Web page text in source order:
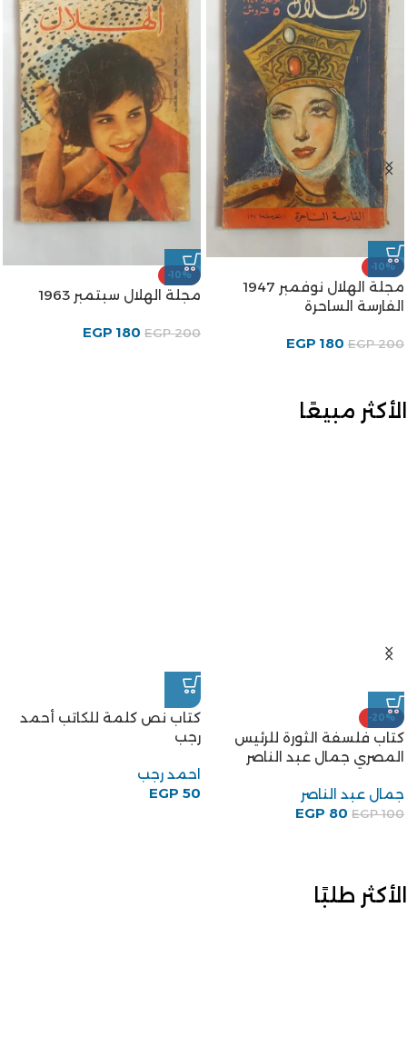
-10%
مجلة الهلال نوفمبر 1947
الفارسة الساحرة
EGP200
EGP 180
-10%
مجلة الهلال سبتمبر 1963
EGP200
EGP 180
الأكثر مبيعًا
-20%
كتاب فلسفة الثورة للرئيس
المصري جمال عبد الناصر
جمال عبد الناصر
EGP100
EGP 80
كتاب نص كلمة للكاتب أحمد
رجب
احمد رجب
EGP 50
الأكثر طلبًا